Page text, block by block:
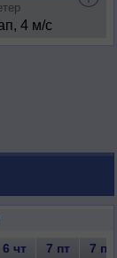
4 м/с
6 чт 7 пт 7 пт